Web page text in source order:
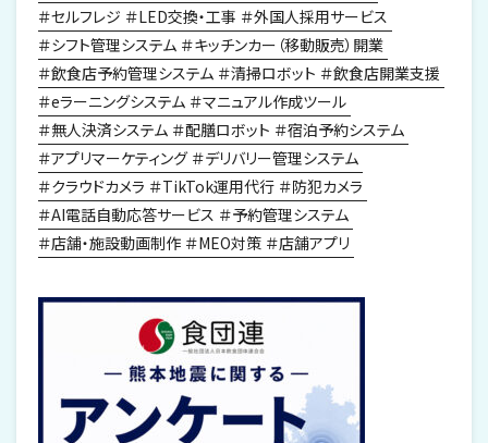
セルフレジ
LED交換・工事
外国人採用サービス
シフト管理システム
キッチンカー（移動販売）開業
飲食店予約管理システム
清掃ロボット
飲食店開業支援
eラーニングシステム
マニュアル作成ツール
無人決済システム
配膳ロボット
宿泊予約システム
アプリマーケティング
デリバリー管理システム
クラウドカメラ
TikTok運用代行
防犯カメラ
AI電話自動応答サービス
予約管理システム
店舗・施設動画制作
MEO対策 店舗アプリ